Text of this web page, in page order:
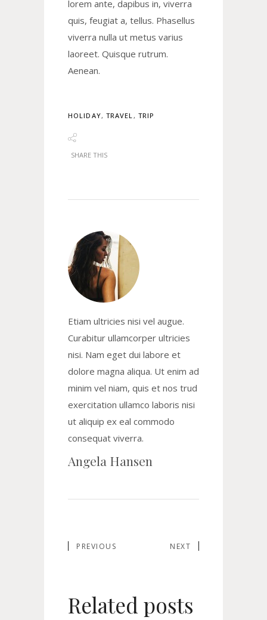
lorem ante, dapibus in, viverra
quis, feugiat a, tellus. Phasellus
viverra nulla ut metus varius
laoreet. Quisque rutrum.
Aenean.
HOLIDAY, TRAVEL , TRIP
SHARE THIS
Etiam ultricies nisi vel augue.
Curabitur ullamcorper ultricies
nisi. Nam eget dui labore et
dolore magna aliqua. Ut enim ad
minim vel niam, quis et nos trud
exercitation ullamco laboris nisi
ut aliquip ex eal commodo
consequat viverra.
Angela Hansen
PREVIOUS NEXT
Related posts